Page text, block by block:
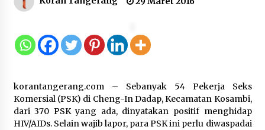
Piala AFF 2026
8 Agustus 2026
Penanganan Kebakaran Gedung
Dinas Teknis Masuk Tahap Akhir,
Tak Ada Korban Jiwa
korantangerang.com – Sebanyak 54 Pekerja Seks
Komersial (PSK) di Cheng-In Dadap, Kecamatan Kosambi,
dari 370 PSK yang ada, dinyatakan positif menghidap
HIV/AIDs. Selain wajib lapor, para PSK ini perlu diwaspadai